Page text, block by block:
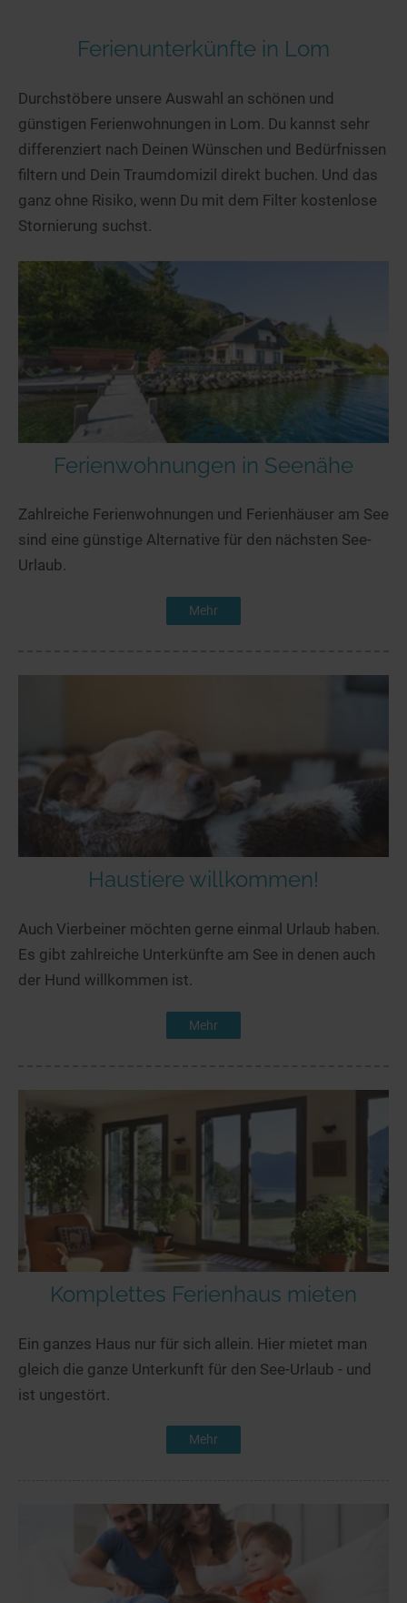
Ferienunterkünfte in Lom
Durchstöbere unsere Auswahl an schönen und
günstigen Ferienwohnungen in Lom. Du kannst sehr
differenziert nach Deinen Wünschen und Bedürfnissen
filtern und Dein Traumdomizil direkt buchen. Und das
ganz ohne Risiko, wenn Du mit dem Filter kostenlose
Stornierung suchst.
Ferienwohnungen in Seenähe
Zahlreiche Ferienwohnungen und Ferienhäuser am See
sind eine günstige Alternative für den nächsten See-
Urlaub.
Mehr
Haustiere willkommen!
Auch Vierbeiner möchten gerne einmal Urlaub haben.
Es gibt zahlreiche Unterkünfte am See in denen auch
der Hund willkommen ist.
Mehr
Komplettes Ferienhaus mieten
Ein ganzes Haus nur für sich allein. Hier mietet man
gleich die ganze Unterkunft für den See-Urlaub - und
ist ungestört.
Mehr